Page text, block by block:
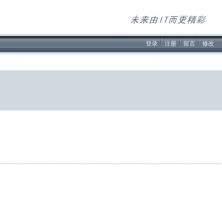
登录 注册 留言 修改